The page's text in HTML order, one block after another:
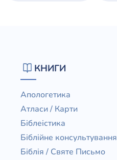
КНИГИ
Апологетика
Атласи / Карти
Біблеістика
Біблійне консультування
Біблія / Святе Письмо